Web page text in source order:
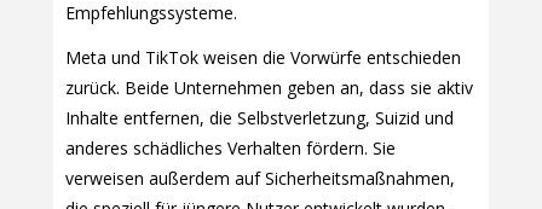
Empfehlungssysteme.
Meta und TikTok weisen die Vorwürfe entschieden
zurück. Beide Unternehmen geben an, dass sie aktiv
Inhalte entfernen, die Selbstverletzung, Suizid und
anderes schädliches Verhalten fördern. Sie
verweisen außerdem auf Sicherheitsmaßnahmen,